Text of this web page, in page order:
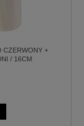
CZERWONY +
/ 16CM